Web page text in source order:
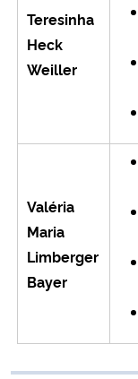
Teresinha
Heck
Weiller
Valéria
Maria
Limberger
Bayer